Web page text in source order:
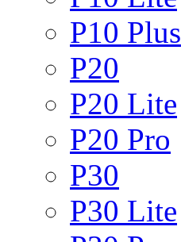
P10 Plus
P20
P20 Lite
P20 Pro
P30
P30 Lite